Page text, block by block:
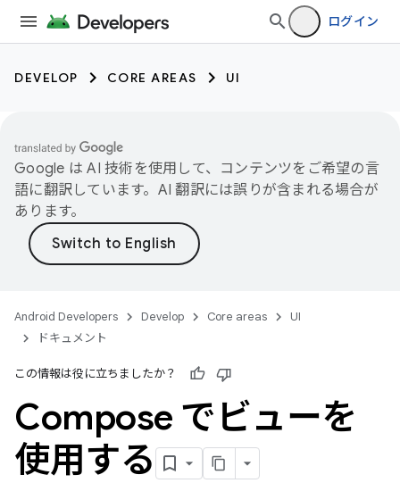
ログイン
DEVELOP CORE AREAS UI
Google は AI 技術を使用して、コンテンツをご希望の言
語に翻訳しています。AI 翻訳には誤りが含まれる場合が
あります。
Android Developers Develop Core areas
UI
ドキュメント
この情報は役に立ちましたか？
Compose でビューを
使用する